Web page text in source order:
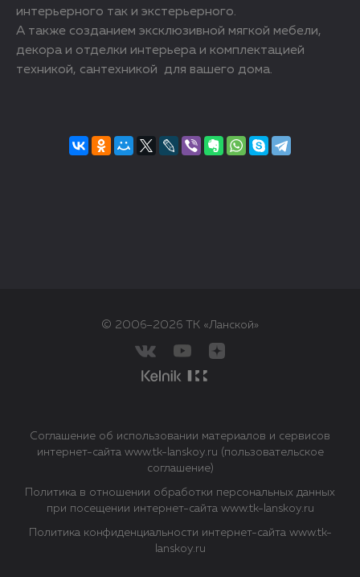
интерьерного так и экстерьерного.
А также созданием эксклюзивной мягкой мебели,
декора и отделки интерьера и комплектацией
техникой, сантехникой для вашего дома.
© 2006–2026 ТК «Ланской»
Политика в отношении обработки персональных данных
при посещении интернет-сайта www.tk-lanskoy.ru
Соглашение об использовании материалов и сервисов
интернет-сайта www.tk-lanskoy.ru (пользовательское
соглашение)
Политика конфиденциальности интернет-сайта www.tk-
lanskoy.ru